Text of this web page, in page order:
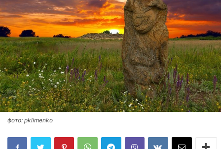
фото: pklimenko